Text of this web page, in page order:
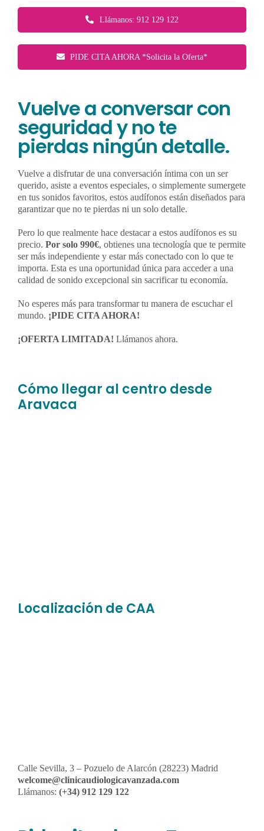
Llámanos: 912 129 122
PIDE CITA AHORA *Solicita la Oferta*
Vuelve a conversar con
seguridad y no te
pierdas ningún detalle.
Vuelve a disfrutar de una conversación íntima con un ser
querido, asiste a eventos especiales, o simplemente sumergete
en tus sonidos favoritos, estos audífonos están diseñados para
garantizar que no te pierdas ni un solo detalle.
Pero lo que realmente hace destacar a estos audífonos es su
precio. Por solo 990€, obtienes una tecnología que te permite
ser más independiente y estar más conectado con lo que te
importa. Esta es una oportunidad única para acceder a una
calidad de sonido excepcional sin sacrificar tu economía.
No esperes más para transformar tu manera de escuchar el
mundo. ¡PIDE CITA AHORA!
¡OFERTA LIMITADA! Llámanos ahora.
Cómo llegar al centro desde
Aravaca
Localización de CAA
Calle Sevilla, 3 – Pozuelo de Alarcón (28223) Madrid
welcome@clinicaudiologicavanzada.com
Llámanos: (+34) 912 129 122